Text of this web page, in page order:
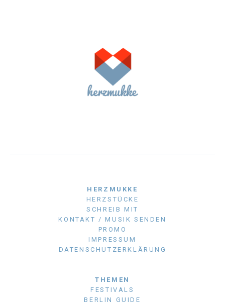
HERZMUKKE
HERZSTÜCKE
SCHREIB MIT
KONTAKT / MUSIK SENDEN
PROMO
IMPRESSUM
DATENSCHUTZERKLÄRUNG
THEMEN
FESTIVALS
BERLIN GUIDE